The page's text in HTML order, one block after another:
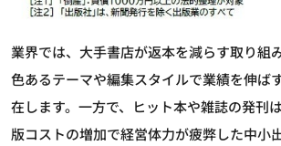
業界では、大手書店が返本を減らす取り組
色あるテーマや編集スタイルで業績を伸ば
在します。一方で、ヒット本や雑誌の発刊
版コストの増加で経営体力が疲弊した中小